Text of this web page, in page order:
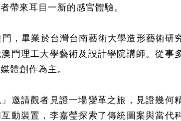
帶來耳目一新的感官體驗。
，畢業於台灣台南藝術大學造形藝術研
門理工大學藝術及設計學院講師。從事
體創作為主。
邀請觀者見證一場變革之旅，見證幾何
動裝置，李嘉瑩探索了傳統圖案與當代